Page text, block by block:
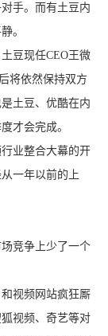
手。而有土豆内
。
豆现任CEO王微
将依然保持双方
土豆、优酷在内
才会完成。
业整合大幕的开
一年以前的上
竞争上少了一个
视频网站疯狂厮
视频、奇艺等对